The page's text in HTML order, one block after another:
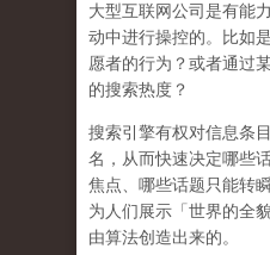
大型互联网公司是有能
动中进行操控的。比如
愿者的行为？或者通过
的搜索热度？
搜索引擎有权对信息条
名，从而快速决定哪些
焦点、哪些话题只能转
为人们展示「世界的全
由算法创造出来的。